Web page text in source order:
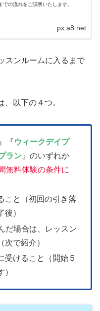
での流れをご説明いたします。
px.a8.net
スンルームに入るまで
以下の４つ。
』『ウィークデイプ
ラン 』のいずれか
無料体験の条件に
こと（初回の引き落
）
だ場合は、レッスン
で紹介）
受けること（開始５